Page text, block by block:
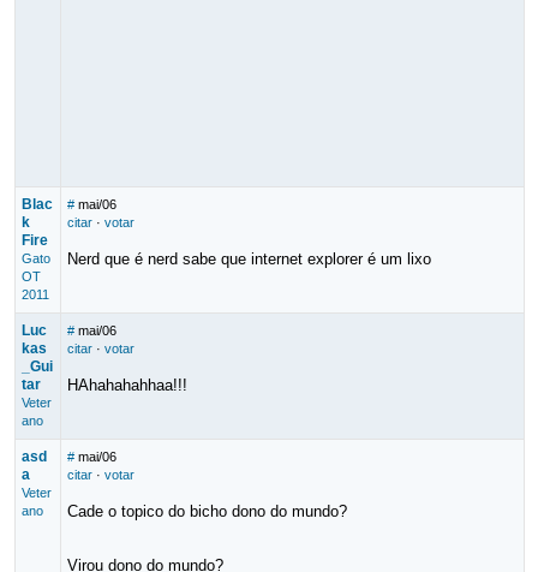
Blac
k
Fire
Gato
OT
2011
# mai/06
citar· votar
Nerd que é nerd sabe que internet explorer é um lixo
Luc
kas
_Gui
tar
Veter
ano
# mai/06
citar· votar
HAhahahahhaa!!!
asd
a
Veter
ano
# mai/06
citar· votar
Cade o topico do bicho dono do mundo?
Virou dono do mundo?